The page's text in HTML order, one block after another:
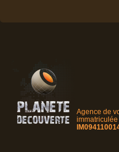
Agence de